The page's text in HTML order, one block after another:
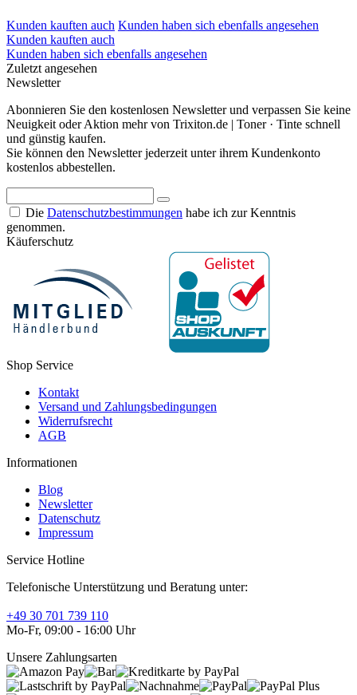
Kunden kauften auch Kunden haben sich ebenfalls angesehen
Kunden kauften auch
Kunden haben sich ebenfalls angesehen
Zuletzt angesehen
Newsletter
Abonnieren Sie den kostenlosen Newsletter und verpassen Sie keine
Neuigkeit oder Aktion mehr von Trixiton.de | Toner · Tinte schnell
und günstig kaufen.
Sie können den Newsletter jederzeit unter ihrem Kundenkonto
kostenlos abbestellen.
Die Datenschutzbestimmungen habe ich zur Kenntnis
genommen.
Käuferschutz
Shop Service
Kontakt
Versand und Zahlungsbedingungen
Widerrufsrecht
AGB
Informationen
Blog
Newsletter
Datenschutz
Impressum
Service Hotline
Telefonische Unterstützung und Beratung unter:
+49 30 701 739 110
Mo-Fr, 09:00 - 16:00 Uhr
Unsere Zahlungsarten